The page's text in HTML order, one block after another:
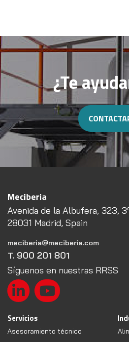
¿Te
Meciberia
Avenida de la Albufera, 323,
28031 Madrid, Spain
meciberia@meciberia.com
T. 900 201 801
Síguenos en nuestras RRSS
Servicios
Asesoramiento técnico